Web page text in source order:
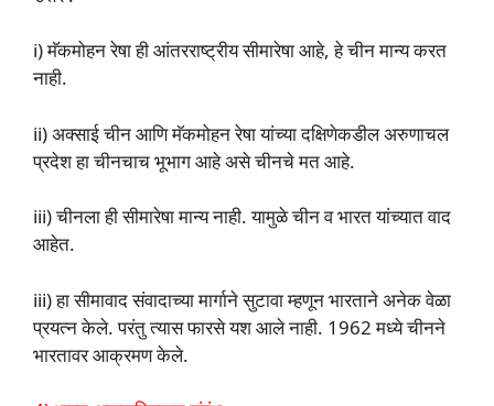
i) मॅकमोहन रेषा ही आंतरराष्ट्रीय सीमारेषा आहे, हे चीन मान्य करत
नाही.
ii) अक्साई चीन आणि मॅकमोहन रेषा यांच्या दक्षिणेकडील अरुणाचल
प्रदेश हा चीनचाच भूभाग आहे असे चीनचे मत आहे.
iii) चीनला ही सीमारेषा मान्य नाही. यामुळे चीन व भारत यांच्यात वाद
आहेत.
iii) हा सीमावाद संवादाच्या मार्गाने सुटावा म्हणून भारताने अनेक वेळा
प्रयत्न केले. परंतु त्यास फारसे यश आले नाही. 1962 मध्ये चीनने
भारतावर आक्रमण केले.